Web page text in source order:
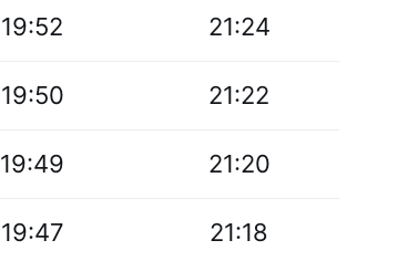
19:52 21:24
19:50 21:22
19:49 21:20
19:47 21:18